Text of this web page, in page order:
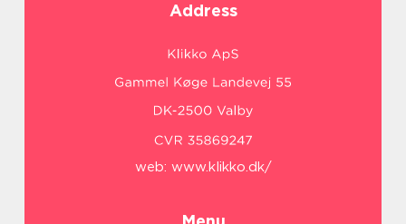
Address
web: www.klikko.dk/